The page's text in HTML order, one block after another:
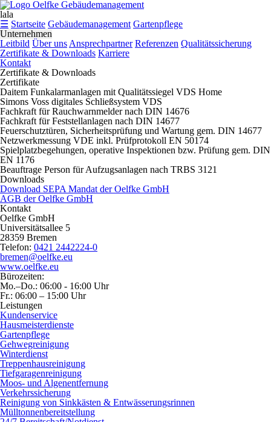
lala
☰ Startseite Gebäudemanagement Gartenpflege
Unternehmen
Leitbild Über uns Ansprechpartner Referenzen Qualitätssicherung
Zertifikate & Downloads Karriere
Kontakt
Zertifikate & Downloads
Zertifikate
Daitem Funkalarmanlagen mit Qualitätssiegel VDS Home
Simons Voss digitales Schließsystem VDS
Fachkraft für Rauchwarnmelder nach DIN 14676
Fachkraft für Feststellanlagen nach DIN 14677
Feuerschutztüren, Sicherheitsprüfung und Wartung gem. DIN 14677
Netzwerkmessung VDE inkl. Prüfprotokoll EN 50174
Spielplatzbegehungen, operative Inspektionen bzw. Prüfung gem. DIN
EN 1176
Beauftrage Person für Aufzugsanlagen nach TRBS 3121
Downloads
Download SEPA Mandat der Oelfke GmbH
AGB der Oelfke GmbH
Kontakt
Oelfke GmbH
Universitätsallee 5
28359 Bremen
Telefon: 0421 2442224-0
bremen@oelfke.eu
www.oelfke.eu
Bürozeiten:
Mo.–Do.: 06:00 - 16:00 Uhr
Fr.: 06:00 – 15:00 Uhr
Leistungen
Kundenservice
Hausmeisterdienste
Gartenpflege
Gehwegreinigung
Winterdienst
Treppenhausreinigung
Tiefgaragenreinigung
Moos- und Algenentfernung
Verkehrssicherung
Reinigung von Sinkkästen & Entwässerungsrinnen
Mülltonnenbereitstellung